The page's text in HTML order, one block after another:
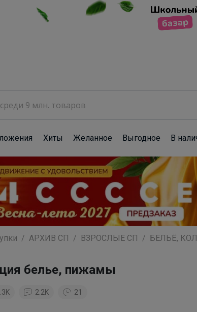
Хиты Желанное Выгодное В
АРХИВ СП ВЗРОСЛЫЕ СП БЕЛЬЁ,
белье, пижамы
2.2K 21